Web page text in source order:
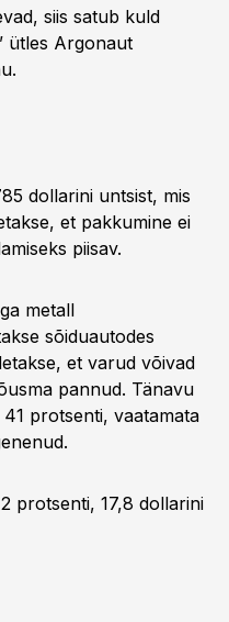
siis satub kuld
ütles Argonaut
dollarini untsist, mis
et pakkumine ei
piisav.
metall
sõiduautodes
et varud võivad
pannud. Tänavu
protsenti, vaatamata
protsenti, 17,8 dollarini